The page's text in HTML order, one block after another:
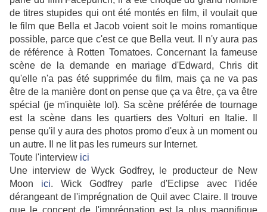
de titres stupides qui ont été montés en film, il voulait que
le film que Bella et Jacob voient soit le moins romantique
possible, parce que c'est ce que Bella veut. Il n'y aura pas
de référence à Rotten Tomatoes. Concernant la fameuse
scène de la demande en mariage d'Edward, Chris dit
qu'elle n'a pas été supprimée du film, mais ça ne va pas
être de la manière dont on pense que ça va être, ça va être
spécial (je m'inquiète lol). Sa scène préférée de tournage
est la scène dans les quartiers des Volturi en Italie. Il
pense qu'il y aura des photos promo d'eux à un moment ou
un autre. Il ne lit pas les rumeurs sur Internet.
Toute l'interview ici
Une interview de Wyck Godfrey, le producteur de New
Moon ici. Wick Godfrey parle d'Eclipse avec l'idée
dérangeant de l'imprégnation de Quil avec Claire. Il trouve
que le concept de l'imprégnation est la plus magnifique